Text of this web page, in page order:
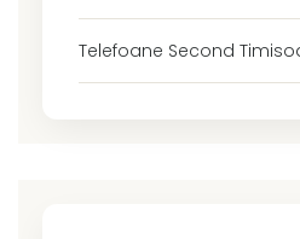
Telefoane Second